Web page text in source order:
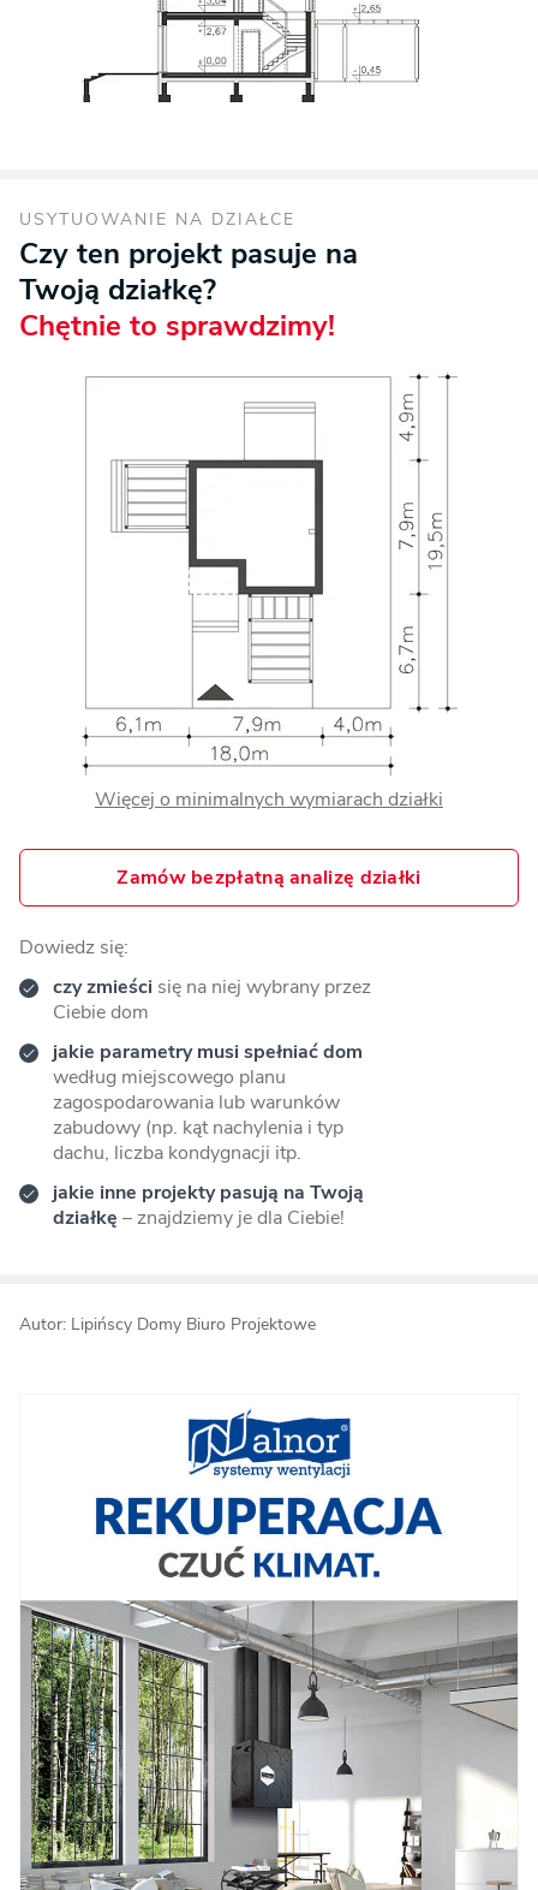
USYTUOWANIE NA DZIAŁCE
Czy ten projekt pasuje na
Twoją działkę?
Chętnie to sprawdzimy!
Więcej o minimalnych wymiarach działki
Zamów bezpłatną analizę działki
Dowiedz się:
czy zmieści się na niej wybrany przez
Ciebie dom
jakie parametry musi spełniać dom
według miejscowego planu
zagospodarowania lub warunków
zabudowy (np. kąt nachylenia i typ
dachu, liczba kondygnacji itp.
jakie inne projekty pasują na Twoją
działkę – znajdziemy je dla Ciebie!
Autor: Lipińscy Domy Biuro Projektowe